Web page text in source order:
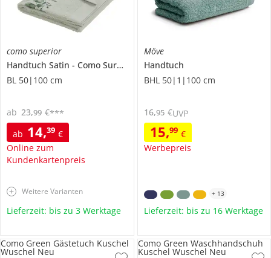
como superior
Handtuch Satin - Como Surperior
BL 50|100 cm
ab 14,39 €
Online zum
Kundenkartenpreis
ab 23,99 €***
Weitere Varianten
Lieferzeit: bis zu 3 Werktage
Möve
Handtuch
BHL 50|1|100 cm
15,99 €
Werbepreis
16,95 €UVP
+ 13
Lieferzeit: bis zu 16 Werktage
Como Green Gästetuch Kuschel
Wuschel Neu
Como Green Waschhandschuh
Kuschel Wuschel Neu